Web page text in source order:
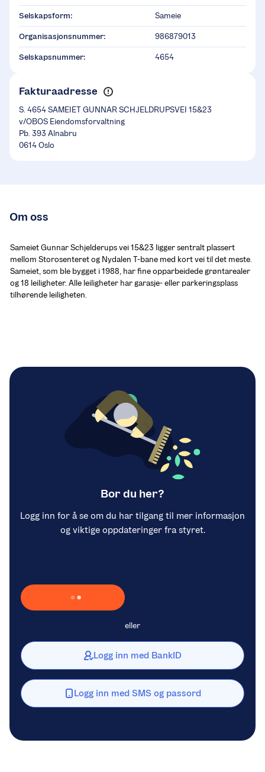
Selskapsform: Sameie
Organisasjonsnummer: 986879013
Selskapsnummer: 4654
Fakturaadresse
S. 4654 SAMEIET GUNNAR SCHJELDRUPSVEI 15&23
v/OBOS Eiendomsforvaltning
Pb. 393 Alnabru
0614 Oslo
Om oss
Sameiet Gunnar Schjelderups vei 15&23 ligger sentralt plassert
mellom Storosenteret og Nydalen T-bane med kort vei til det meste.
Sameiet, som ble bygget i 1988, har fine opparbeidede grøntarealer
og 18 leiligheter. Alle leiligheter har garasje- eller parkeringsplass
tilhørende leiligheten.
Bor du her?
Logg inn for å se om du har tilgang til mer informasjon
og viktige oppdateringer fra styret.
Laster inn Vipps …
eller
Logg inn med BankID
Logg inn med SMS og passord